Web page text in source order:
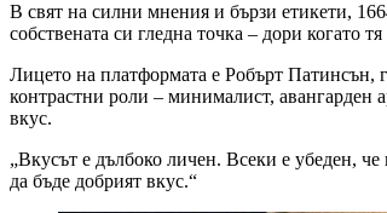
В свят на силни мнения и бързи етикети,
собствената си гледна точка – дори когато
Лицето на платформата е Робърт Патинсън,
контрастни роли – минималист, авангарден
вкус.
„Вкусът е дълбоко личен. Всеки е убеден,
да бъде добрият вкус.“